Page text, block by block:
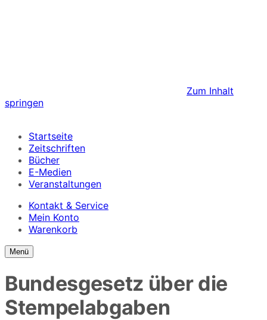
Zum Inhalt
springen
Startseite
Zeitschriften
Bücher
E-Medien
Veranstaltungen
Kontakt & Service
Mein Konto
Warenkorb
Suchformular
Suchformular
Menü
Bundesgesetz über die
Stempelabgaben